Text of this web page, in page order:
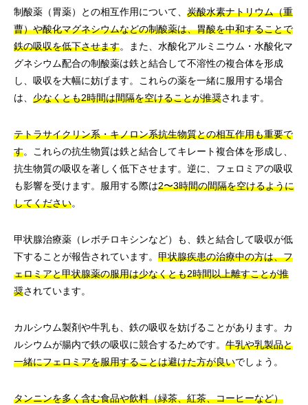
制酸薬（胃薬）との相互作用について、 炭酸水素ナトリウム（重
曹）や酸化マグネシウムなどの制酸薬は、胃酸を中和することで
鉄の吸収を低下させます。また、水酸化アルミニウム・水酸化マ
グネシウム配合の制酸薬は鉄と結合して不溶性の複合体を形成
し、吸収を大幅に妨げます。これらの薬を一緒に服用する場合
は、 少なくとも2時間は間隔を空けることが推奨されます。
テトラサイクリン系・キノロン系抗生物質との相互作用も重要で
す。これらの抗生物質は鉄と結合してキレート複合体を形成し、
抗生物質の吸収を著しく低下させます。逆に、フェロミアの吸収
も影響を受けます。服用する際は2〜3時間の間隔を空けるように
してください。
甲状腺治療薬（レボチロキシンなど）も、鉄と結合して吸収が低
下することが報告されています。 甲状腺疾患の治療中の方は、フ
ェロミアと甲状腺薬の服用は少なくとも2時間以上離すことが推
奨されています。
カルシウム製剤や牛乳も、鉄の吸収を妨げることがあります。カ
ルシウムが腸内で鉄の吸収に競合するためです。 牛乳や乳製品と
一緒にフェロミアを服用することは避けた方が良いでしょう。
タンニンを多く含む食品や飲料（緑茶、紅茶、コーヒーなど）